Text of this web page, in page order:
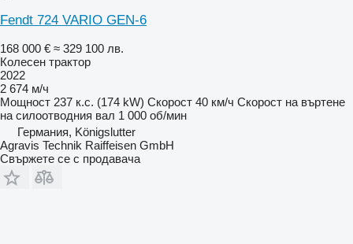
Fendt 724 VARIO GEN-6
168 000 € ≈ 329 100 лв.
Колесен трактор
2022
2 674 м/ч
Мощност 237 к.с. (174 kW) Скорост 40 км/ч Скорост на въртене
на силоотводния вал 1 000 об/мин
Германия, Königslutter
Agravis Technik Raiffeisen GmbH
Свържете се с продавача